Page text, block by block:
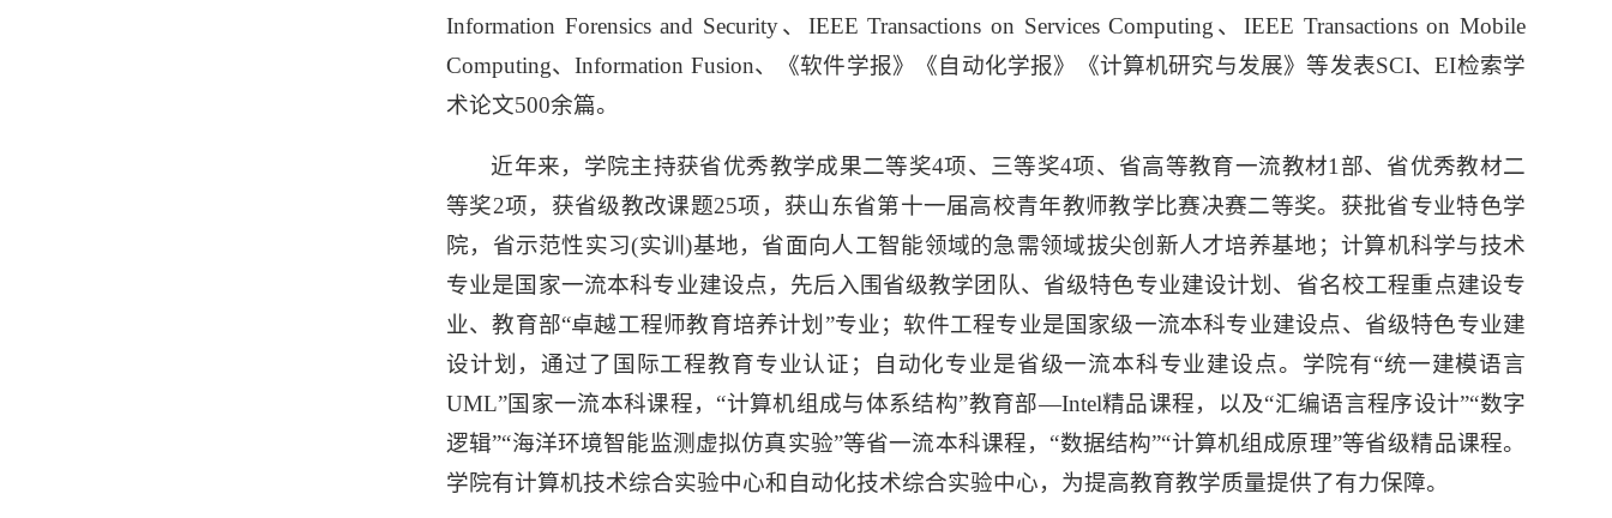
Information Forensics and Security、IEEE Transactions on Services Computing、IEEE Transactions on Mobile
Computing、Information Fusion、《软件学报》《自动化学报》《计算机研究与发展》等发表SCI、EI检索学
术论文500余篇。
近年来，学院主持获省优秀教学成果二等奖4项、三等奖4项、省高等教育一流教材1部、省优秀教材二
等奖2项，获省级教改课题25项，获山东省第十一届高校青年教师教学比赛决赛二等奖。获批省专业特色学
院，省示范性实习(实训)基地，省面向人工智能领域的急需领域拔尖创新人才培养基地；计算机科学与技术
专业是国家一流本科专业建设点，先后入围省级教学团队、省级特色专业建设计划、省名校工程重点建设专
业、教育部“卓越工程师教育培养计划”专业；软件工程专业是国家级一流本科专业建设点、省级特色专业建
设计划，通过了国际工程教育专业认证；自动化专业是省级一流本科专业建设点。学院有“统一建模语言
UML”国家一流本科课程，“计算机组成与体系结构”教育部—Intel精品课程，以及“汇编语言程序设计”“数字
逻辑”“海洋环境智能监测虚拟仿真实验”等省一流本科课程，“数据结构”“计算机组成原理”等省级精品课程。
学院有计算机技术综合实验中心和自动化技术综合实验中心，为提高教育教学质量提供了有力保障。